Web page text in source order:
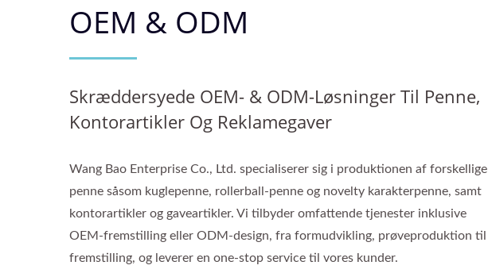
OEM & ODM
Skræddersyede OEM- & ODM-Løsninger Til Penne,
Kontorartikler Og Reklamegaver
Wang Bao Enterprise Co., Ltd. specialiserer sig i produktionen af forskellige
penne såsom kuglepenne, rollerball-penne og novelty karakterpenne, samt
kontorartikler og gaveartikler. Vi tilbyder omfattende tjenester inklusive
OEM-fremstilling eller ODM-design, fra formudvikling, prøveproduktion til
fremstilling, og leverer en one-stop service til vores kunder.